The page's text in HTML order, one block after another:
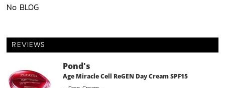
No BLOG
REVIEWS
Pond's
Age Miracle Cell ReGEN Day Cream SPF15